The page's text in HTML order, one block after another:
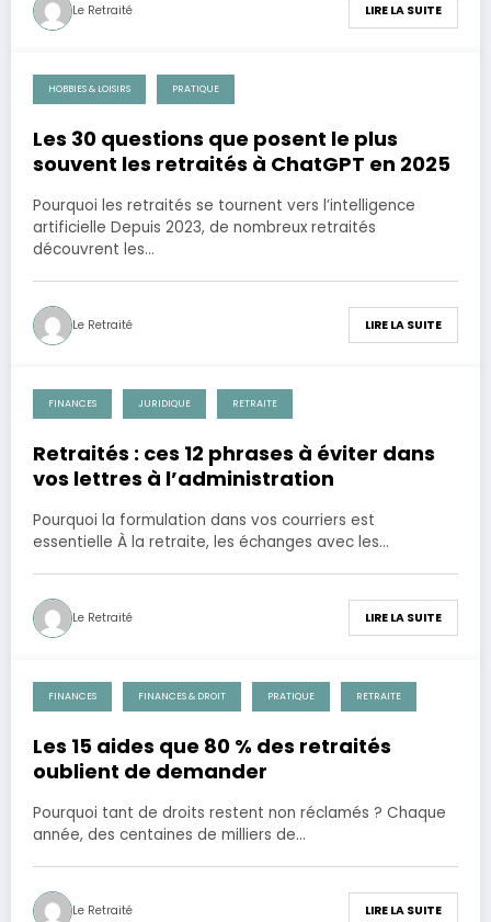
Le Retraité LIRE LA SUITE
28 novembre 2025
HOBBIES & LOISIRS PRATIQUE
Les 30 questions que posent le plus
souvent les retraités à ChatGPT en 2025
Pourquoi les retraités se tournent vers l’intelligence
artificielle Depuis 2023, de nombreux retraités
découvrent les…
Le Retraité LIRE LA SUITE
28 novembre 2025
FINANCES JURIDIQUE RETRAITE
Retraités : ces 12 phrases à éviter dans
vos lettres à l’administration
Pourquoi la formulation dans vos courriers est
essentielle À la retraite, les échanges avec les…
Le Retraité LIRE LA SUITE
28 novembre 2025
FINANCES FINANCES & DROIT PRATIQUE RETRAITE
Les 15 aides que 80 % des retraités
oublient de demander
Pourquoi tant de droits restent non réclamés ? Chaque
année, des centaines de milliers de…
Le Retraité LIRE LA SUITE